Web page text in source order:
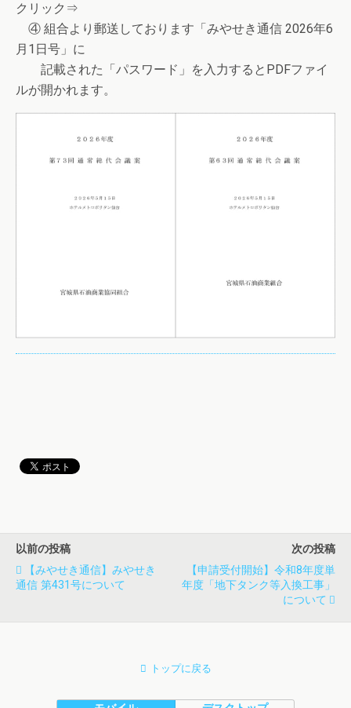
クリック⇒
④ 組合より郵送しております「みやせき通信 2026年6
月1日号」に
記載された「パスワード」を入力するとPDFファイ
ルが開かれます。
以前の投稿
【みやせき通信】みやせき
通信 第431号について
次の投稿
【申請受付開始】令和8年度単
年度「地下タンク等入換工事」
について
トップに戻る